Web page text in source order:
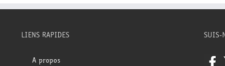
LIENS RAPIDES
A propos
SUIS-